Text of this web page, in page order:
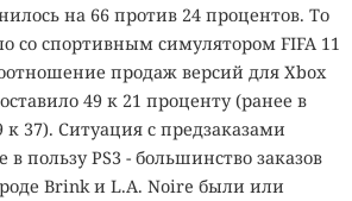
на 66 против 24 процентов. То
со спортивным симулятором FIFA 11
продаж версий для Xbox
49 к 21 проценту (ранее в
к 37). Ситуация с предзаказами
пользу PS3 - большинство заказов
Brink и L.A. Noire были или